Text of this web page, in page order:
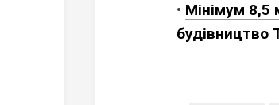
• Мінімум 8,5
будівництво